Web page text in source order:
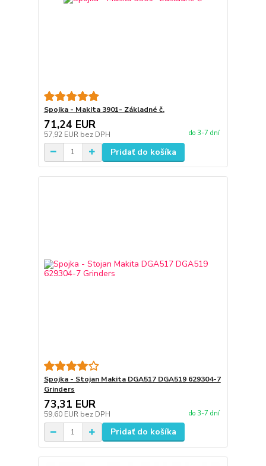
Spojka - Makita 3901- Základné č.
71,24 EUR
57,92 EUR bez DPH do 3-7 dní
Pridať do košíka
Spojka - Stojan Makita DGA517 DGA519 629304-7
Grinders
73,31 EUR
59,60 EUR bez DPH do 3-7 dní
Pridať do košíka